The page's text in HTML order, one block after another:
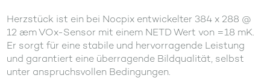
Herzstück ist ein bei Nocpix entwickelter 384 x 288 @
12 æm VOx-Sensor mit einem NETD Wert von =18 mK.
Er sorgt für eine stabile und hervorragende Leistung
und garantiert eine überragende Bildqualität, selbst
unter anspruchsvollen Bedingungen.